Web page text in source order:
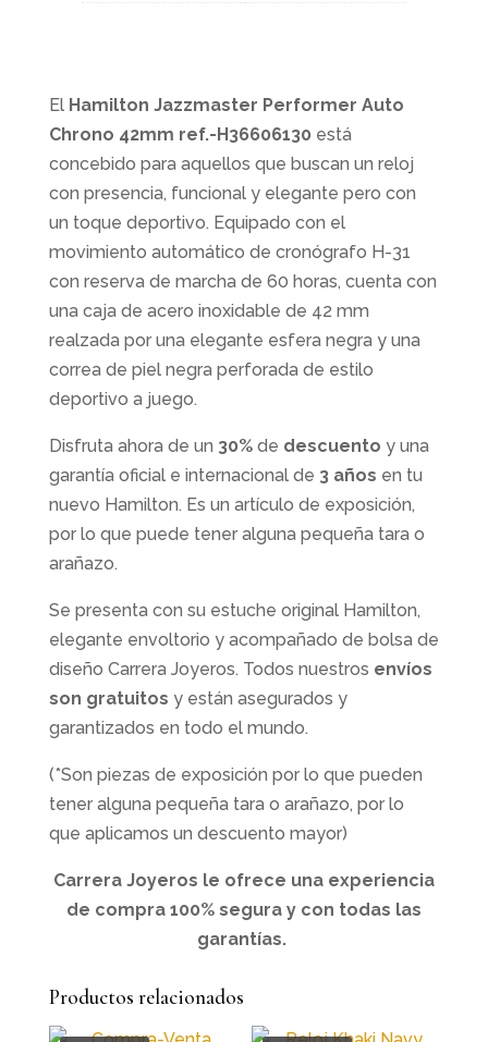
El Hamilton Jazzmaster Performer Auto
Chrono 42mm ref.-H36606130 está
concebido para aquellos que buscan un reloj
con presencia, funcional y elegante pero con
un toque deportivo. Equipado con el
movimiento automático de cronógrafo H-31
con reserva de marcha de 60 horas, cuenta con
una caja de acero inoxidable de 42 mm
realzada por una elegante esfera negra y una
correa de piel negra perforada de estilo
deportivo a juego.
Disfruta ahora de un 30%de descuento y una
garantía oficial e internacional de 3 años en tu
nuevo Hamilton. Es un artículo de exposición,
por lo que puede tener alguna pequeña tara o
arañazo.
Se presenta con su estuche original Hamilton,
elegante envoltorio y acompañado de bolsa de
diseño Carrera Joyeros. Todos nuestros envíos
son gratuitos y están asegurados y
garantizados en todo el mundo.
(*Son piezas de exposición por lo que pueden
tener alguna pequeña tara o arañazo, por lo
que aplicamos un descuento mayor)
Carrera Joyeros le ofrece una experiencia
de compra 100% segura y con todas las
garantías.
Productos relacionados